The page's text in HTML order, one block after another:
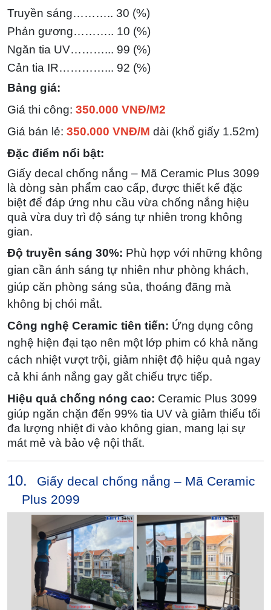
Truyền sáng……….. 30 (%)
Phản gương……….. 10 (%)
Ngăn tia UV………... 99 (%)
Cản tia IR…………... 92 (%)
Bảng giá:
Giá thi công: 350.000 VNĐ/M2
Giá bán lẻ: 350.000 VNĐ/M dài (khổ giấy 1.52m)
Đặc điểm nổi bật:
Giấy decal chống nắng – Mã Ceramic Plus 3099
là dòng sản phẩm cao cấp, được thiết kế đặc
biệt để đáp ứng nhu cầu vừa chống nắng hiệu
quả vừa duy trì độ sáng tự nhiên trong không
gian.
Độ truyền sáng 30%: Phù hợp với những không
gian cần ánh sáng tự nhiên như phòng khách,
giúp căn phòng sáng sủa, thoáng đãng mà
không bị chói mắt.
Công nghệ Ceramic tiên tiến: Ứng dụng công
nghệ hiện đại tạo nên một lớp phim có khả năng
cách nhiệt vượt trội, giảm nhiệt độ hiệu quả ngay
cả khi ánh nắng gay gắt chiếu trực tiếp.
Hiệu quả chống nóng cao: Ceramic Plus 3099
giúp ngăn chặn đến 99% tia UV và giảm thiểu tối
đa lượng nhiệt đi vào không gian, mang lại sự
mát mẻ và bảo vệ nội thất.
10.
Giấy decal chống nắng – Mã Ceramic
Plus 2099